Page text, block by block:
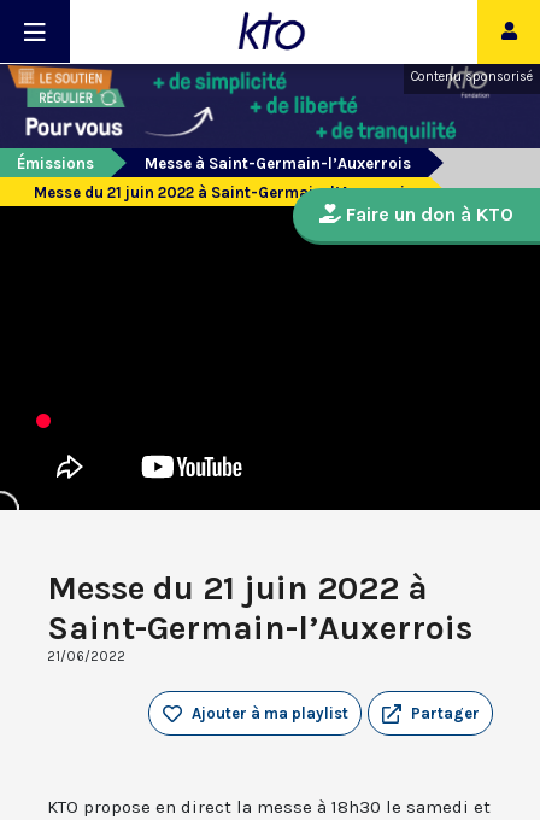
Contenu sponsorisé
Émissions
Messe à Saint-Germain-l’Auxerrois
Messe du 21 juin 2022 à Saint-Germain-l’Auxerrois
Messe du 21 juin 2022 à
Saint-Germain-l’Auxerrois
21/06/2022
Partager
Ajouter à ma playlist
KTO propose en direct la messe à 18h30 le samedi et
Faire un don à KTO